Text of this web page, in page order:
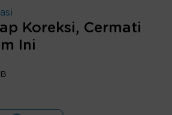
Koreksi, Cermati
Ini